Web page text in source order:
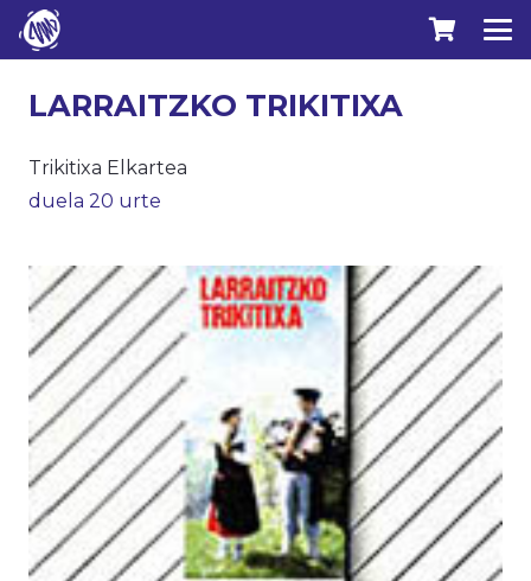
LARRAITZKO TRIKITIXA
Trikitixa Elkartea
duela 20 urte